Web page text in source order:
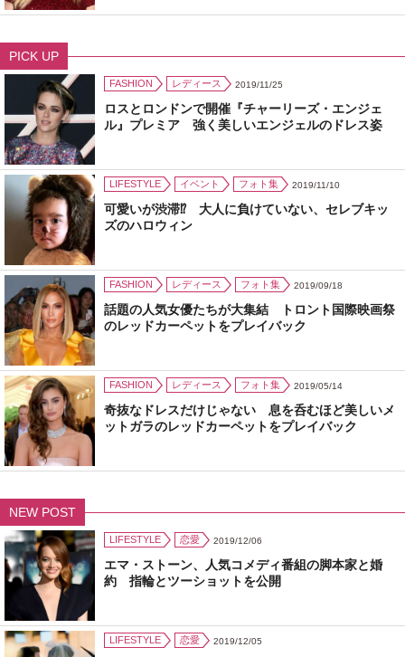
PICK UP
FASHION レディース 2019/11/25
ロスとロンドンで開催『チャーリーズ・エンジェ
ル』プレミア 強く美しいエンジェルのドレス姿
LIFESTYLE イベント フォト集 2019/11/10
可愛いが渋滞⁉ 大人に負けていない、セレブキッ
ズのハロウィン
FASHION レディース フォト集 2019/09/18
話題の人気女優たちが大集結 トロント国際映画祭
のレッドカーペットをプレイバック
FASHION レディース フォト集 2019/05/14
奇抜なドレスだけじゃない 息を呑むほど美しいメ
ットガラのレッドカーペットをプレイバック
NEW POST
LIFESTYLE 恋愛 2019/12/06
エマ・ストーン、人気コメディ番組の脚本家と婚
約 指輪とツーショットを公開
LIFESTYLE 恋愛 2019/12/05